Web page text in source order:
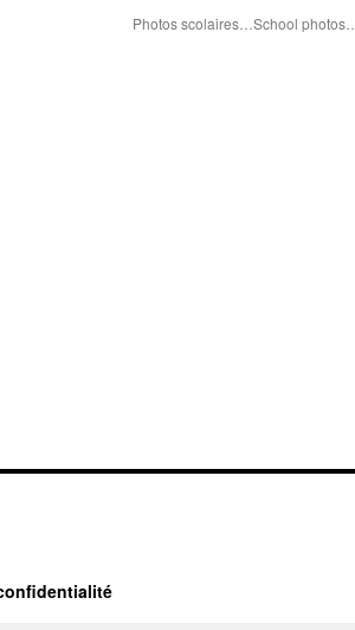
Photos scolaires…School photos…